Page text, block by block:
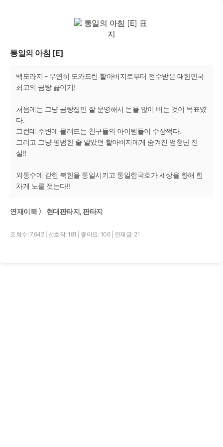
통일의 아침 [E]
백도라지 - 우연히 도와드린 할아버지로부터 전수받은 대한민국
최고의 곰탕 끓이기!
처음에는 그냥 곰탕집만 잘 운영해서 돈을 많이 버는 것이 목표였
다.
그런데 주변에 몰려드는 친구들의 아이템들이 수상쩍다.
그리고 그냥 평범한 줄 알았던 할아버지에게 숨겨진 엄청난 진
실!!
외통수에 갇힌 북한을 통일시키고 통일한국호가 세상을 향해 힘
차게 노를 젓는다!!
연재이북 〉 현대판타지, 판타지
조회수: 7,642 선호작: 181 좋아요: 106 연재글: 21